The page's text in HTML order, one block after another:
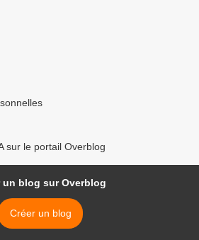
sur le portail Overblog
un blog sur Overblog
Créer un blog